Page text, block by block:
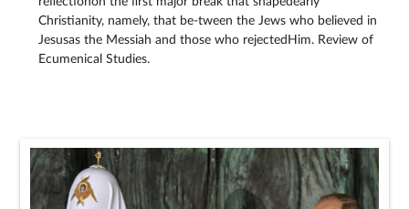
Christianity, namely, that be-tween the Jews who believed in
Jesusas the Messiah and those who rejectedHim. Review of
Ecumenical Studies.